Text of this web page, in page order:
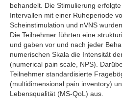
behandelt. Die Stimulierung
Intervallen mit einer Ruheperiode
Scheinstimulation und nVNS
Die Teilnehmer führten eine
und gaben vor und nach jeder
numerischen Skala die Intensität
(numerical pain scale, NPS).
Teilnehmer standardisierte
(multidimensional pain inventory)
Lebensqualität (MS-QoL) aus.